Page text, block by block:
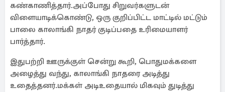
கண்காணித்தார்.அப்போது சிறுவர்களுடன்
விளையாடிக்கொண்டு, ஒரு குறிப்பிட்ட மாட்டில் மட்டும்
பாலை காலாங்கி நாதர் குடிப்பதை உரிமையாளர்
பார்த்தார்.
இதுபற்றி ஊருக்குள் சென்று கூறி, பொதுமக்களை
அழைத்து வந்து, காலாங்கி நாதரை அடித்து
உதைத்தனர்.மக்கள் அடிஉதையால் மிகவும் துடித்து